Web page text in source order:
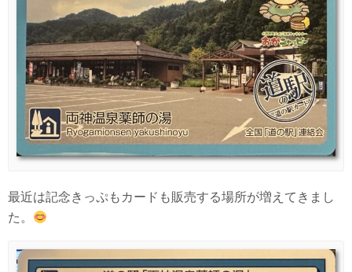
最近は記念きっぷもカードも販売する場所が増えてきまし
た。